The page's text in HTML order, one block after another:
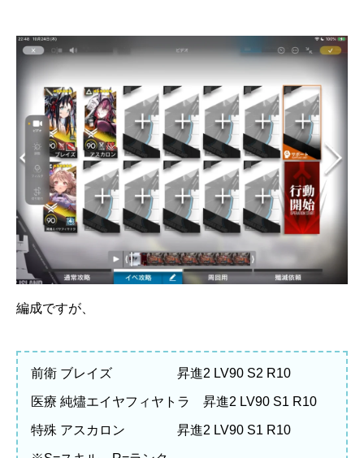
編成ですが、
前衛 ブレイズ 昇進2 LV90 S2 R10
医療 純燼エイヤフィヤトラ 昇進2 LV90 S1 R10
特殊 アスカロン 昇進2 LV90 S1 R10